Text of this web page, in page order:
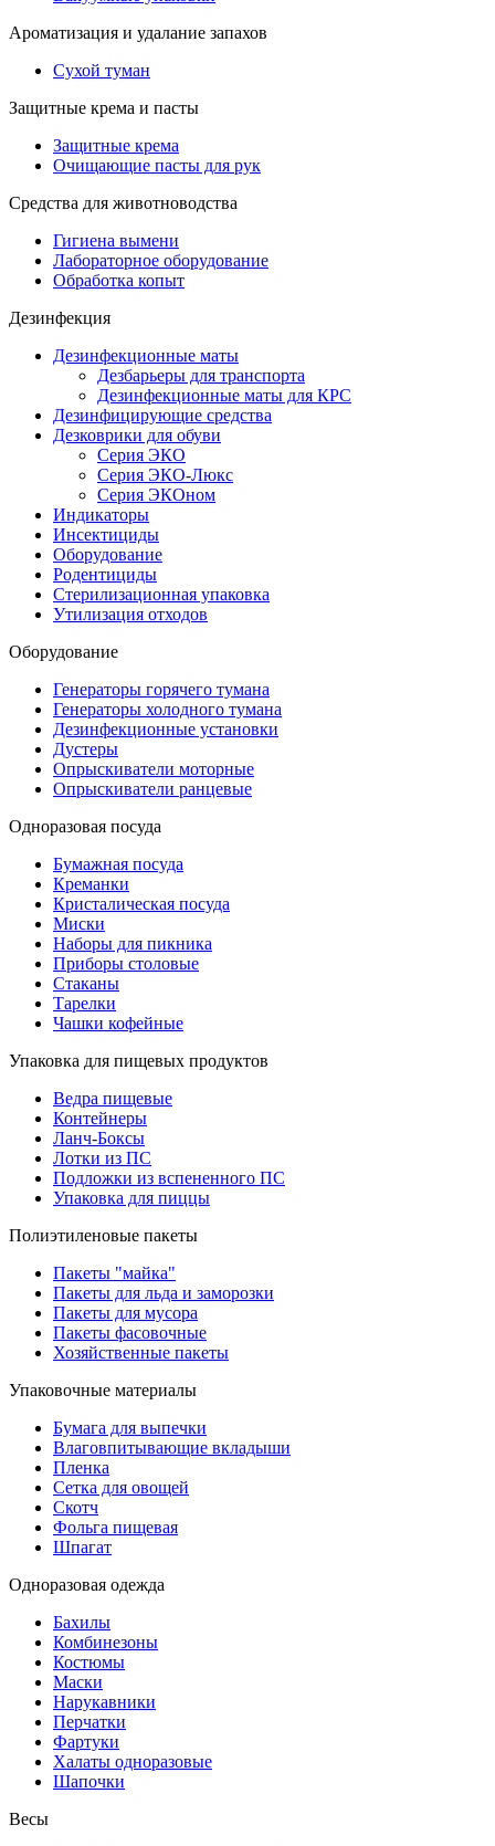
Ароматизация и удалание запахов
Сухой туман
Защитные крема и пасты
Защитные крема
Очищающие пасты для рук
Средства для животноводства
Гигиена вымени
Лабораторное оборудование
Обработка копыт
Дезинфекция
Дезинфекционные маты
Дезбарьеры для транспорта
Дезинфекционные маты для КРС
Дезинфицирующие средства
Дезковрики для обуви
Серия ЭКО
Серия ЭКО-Люкс
Серия ЭКОном
Индикаторы
Инсектициды
Оборудование
Родентициды
Стерилизационная упаковка
Утилизация отходов
Оборудование
Генераторы горячего тумана
Генераторы холодного тумана
Дезинфекционные установки
Дустеры
Опрыскиватели моторные
Опрыскиватели ранцевые
Одноразовая посуда
Бумажная посуда
Креманки
Кристалическая посуда
Миски
Наборы для пикника
Приборы столовые
Стаканы
Тарелки
Чашки кофейные
Упаковка для пищевых продуктов
Ведра пищевые
Контейнеры
Ланч-Боксы
Лотки из ПС
Подложки из вспененного ПС
Упаковка для пиццы
Полиэтиленовые пакеты
Пакеты "майка"
Пакеты для льда и заморозки
Пакеты для мусора
Пакеты фасовочные
Хозяйственные пакеты
Упаковочные материалы
Бумага для выпечки
Влаговпитывающие вкладыши
Пленка
Сетка для овощей
Скотч
Фольга пищевая
Шпагат
Одноразовая одежда
Бахилы
Комбинезоны
Костюмы
Маски
Нарукавники
Перчатки
Фартуки
Халаты одноразовые
Шапочки
Весы